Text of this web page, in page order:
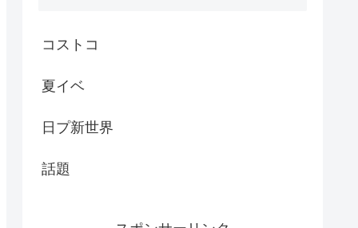
コストコ
夏イベ
日プ新世界
話題